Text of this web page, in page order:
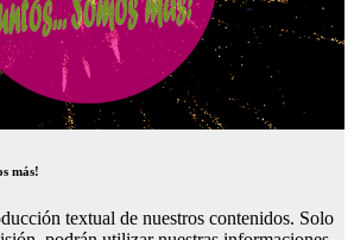
más!
textual de nuestros contenidos. Solo